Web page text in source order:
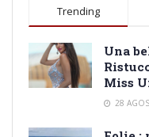
Trending
Una
Miss
28